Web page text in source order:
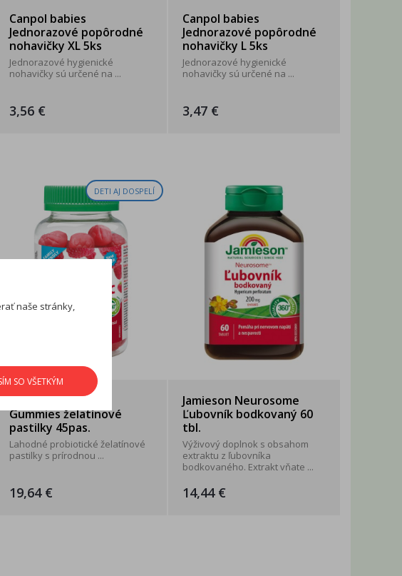
Canpol babies
Jednorazové popôrodné
nohavičky XL 5ks
Jednorazové hygienické
nohavičky sú určené na ...
3,56 €
Canpol babies
Jednorazové popôrodné
nohavičky L 5ks
Jednorazové hygienické
nohavičky sú určené na ...
3,47 €
DETI AJ DOSPELÍ
Jamieson Probiotic
Gummies želatínové
pastilky 45pas.
Lahodné probiotické želatínové
pastilky s prírodnou ...
19,64 €
Jamieson Neurosome
Ľubovník bodkovaný 60
tbl.
Výživový doplnok s obsahom
extraktu z ľubovníka
bodkovaného. Extrakt vňate ...
14,44 €
naše stránky,
SO VŠETKÝM